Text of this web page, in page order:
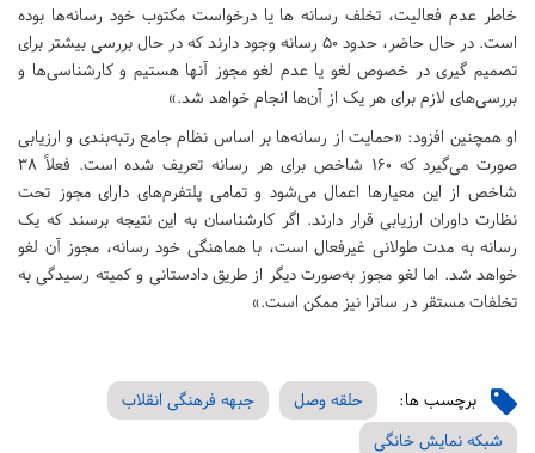
خاطر عدم فعالیت، تخلف رسانه ها یا درخواست مکتوب خود رسانه‌ها بوده
است. در حال حاضر، حدود 50 رسانه وجود دارند که در حال بررسی بیشتر برای
تصمیم گیری در خصوص لغو یا عدم لغو مجوز آنها هستیم و کارشناسی‌ها و
بررسی‌های لازم برای هر یک از آن‌ها انجام خواهد شد.»
او همچنین افزود: «حمایت از رسانه‌ها بر اساس نظام جامع رتبه‌بندی و ارزیابی
صورت می‌گیرد که 160 شاخص برای هر رسانه تعریف شده است. فعلاً 38
شاخص از این معیارها اعمال می‌شود و تمامی پلتفرم‌های دارای مجوز تحت
نظارت داوران ارزیابی قرار دارند. اگر کارشناسان به این نتیجه برسند که یک
رسانه به مدت طولانی غیرفعال است، با هماهنگی خود رسانه، مجوز آن لغو
خواهد شد. اما لغو مجوز به‌صورت دیگر از طریق دادستانی و کمیته رسیدگی به
تخلفات مستقر در ساترا نیز ممکن است.»
برچسب ها: حلقه وصل
جبهه فرهنگی انقلاب
شبکه نمایش خانگی